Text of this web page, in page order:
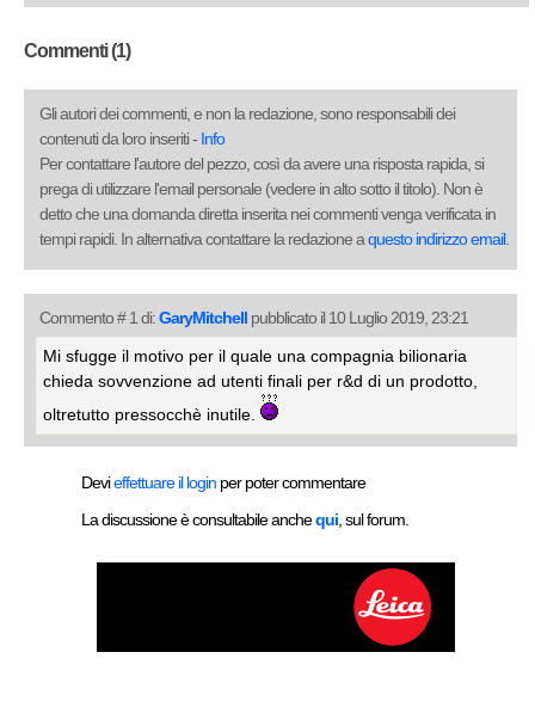
Commenti (1)
Gli autori dei commenti, e non la redazione, sono responsabili dei
contenuti da loro inseriti - Info
Per contattare l'autore del pezzo, così da avere una risposta rapida, si
prega di utilizzare l'email personale (vedere in alto sotto il titolo). Non è
detto che una domanda diretta inserita nei commenti venga verificata in
tempi rapidi. In alternativa contattare la redazione aquesto indirizzo email.
Commento # 1 di:GaryMitchell pubblicato il 10 Luglio 2019, 23:21
Mi sfugge il motivo per il quale una compagnia bilionaria
chieda sovvenzione ad utenti finali per r&d di un prodotto,
oltretutto pressocchè inutile.
Devieffettuare il login per poter commentare
La discussione è consultabile anchequi , sul forum.